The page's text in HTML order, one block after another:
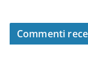
Commenti